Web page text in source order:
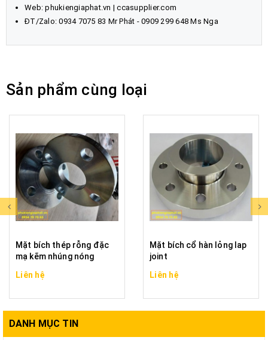
Web:phukiengiaphat.vn |ccasupplier.com
ĐT/Zalo:0934 7075 83 Mr Phát - 0909 299 648 Ms Nga
Sản phẩm cùng loại
Mặt bích thép rỗng đặc
mạ kẽm nhúng nóng
Liên hệ
Mặt bích cổ hàn lỏng lap
joint
Liên hệ
DANH MỤC TIN